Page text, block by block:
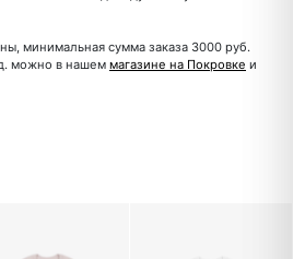
минимальная сумма заказа 3000 руб.
можно в нашем магазине на Покровке и